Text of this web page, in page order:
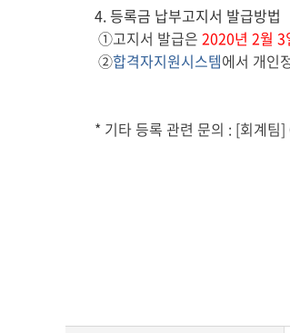
4.등록금 납부고지서 발급방법
①고지서 발급은 2020년 2월 3
②합격자지원시스템에서 개인
* 기타등록 관련 문의 : [회계팀]